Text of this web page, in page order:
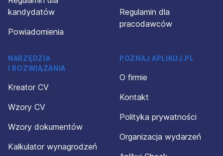
kandydatów
Powiadomienia
Regulamin dla
pracodawców
NARZĘDZIA
I ROZWIĄZANIA
Kreator CV
Wzory CV
Wzory dokumentów
Kalkulator wynagrodzeń
POZNAJ APLIKUJ.PL
O firmie
Kontakt
Polityka prywatności
Organizacja wydarzeń